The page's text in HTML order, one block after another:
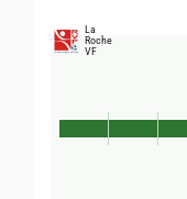
La
Roche
VF